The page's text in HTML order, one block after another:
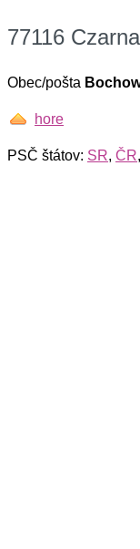
77116
Obec/pošta
hore
PSČ štátov: SR, ČR,